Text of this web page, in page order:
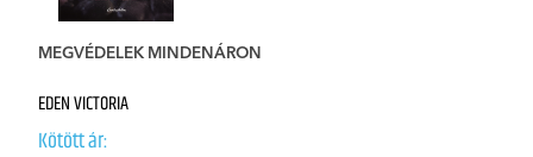
MEGVÉDELEK MINDENÁRON
EDEN VICTORIA
Kötött ár: